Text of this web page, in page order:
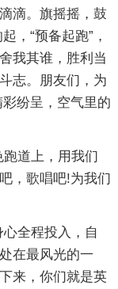
滴。旗摇摇，鼓
，“预备起跑”，
我其谁，胜利当
志。朋友们，为
纷呈，空气里的
道上，用我们
，歌唱吧!为我们
全程投入，自
在最风光的一
来，你们就是英